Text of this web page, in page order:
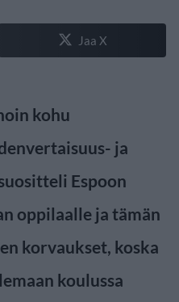
Jaa X
kohu
ja
Espoon
oppilaalle ja tämän
korvaukset, koska
koulussa